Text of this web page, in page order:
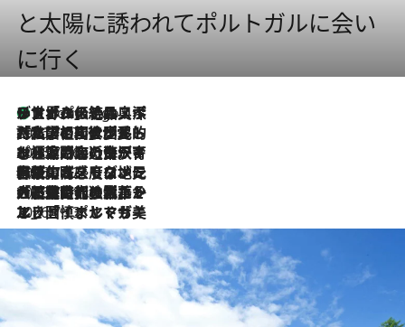
と太陽に誘われてポルトガルに会い
に行く
8 Hours Ago
リスボンの絶品スイーツ「パステル・デ・ナタ」とは？ポルトガル伝統の奥深い世界へ
2026.7.27
「私の祖国はポルトガル語です」国民的詩人フェルナンド・ペソアと、彼が愛した文学の街を歩く
2026.7.26
ポルトガル近海が育む極上の海の幸。キリリと冷えた白ワインと愉しむ、シーフード専門店の贅沢
2026.7.22
伝統の味をモダンに昇華。高感度な地元客が集う、リスボンの最旬ガストロノミー
2026.7.21
大航海時代の栄華から、震災、独裁、そして革命へ。ポルトガル・首都リスボンの石畳に刻まれた「歴史の光と影」
2026.7.13
エッセイ・ヤマザキマリ「慎ましくも美しき国 ポルトガル」